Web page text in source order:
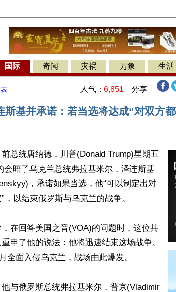
国际 奇闻 灾祸 万象 生活
人气： 6,851 分享：
斯基并承诺：若当选将达成“对双方
总统唐纳德．川普(Donald Trump)星期五
会晤了乌克兰总统弗拉基米尔．泽连斯基
，承诺如果当选，他“可以制定出对
，以结束俄罗斯与乌克兰的战争。
在回答美国之音(VOA)的问题时，这位共
申了他的说法：他将迅速结束这场战争。
全面入侵乌克兰，战场由此爆发。
与俄罗斯总统弗拉基米尔．普京(Vladimir